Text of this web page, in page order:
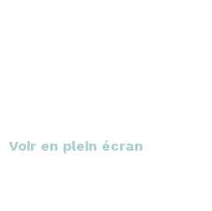
Voir en plein écran